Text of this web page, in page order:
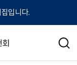
입니다.
검